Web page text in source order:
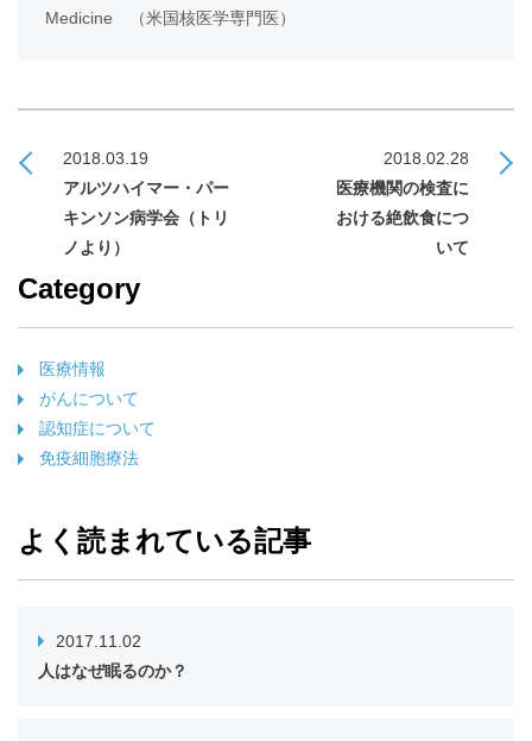
Medicine （米国核医学専門医）
2018.03.19
アルツハイマー・パー
キンソン病学会（トリ
ノより）
2018.02.28
医療機関の検査に
おける絶飲食につ
いて
Category
医療情報
がんについて
認知症について
免疫細胞療法
よく読まれている記事
2017.11.02
人はなぜ眠るのか？